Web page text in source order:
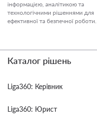
інформацією, аналітикою та
технологічними рішеннями для
ефективної та безпечної роботи.
Каталог рішень
Liga360: Керівник
Liga360: Юрист